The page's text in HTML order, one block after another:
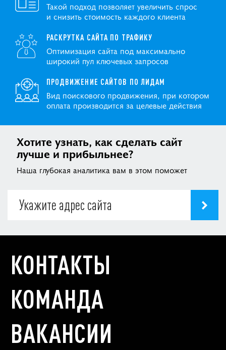
Такой подход позволяет увеличить спрос
и снизить стоимость каждого клиента
РАСКРУТКА САЙТА ПО ТРАФИКУ
Оптимизация сайта под максимально
широкий пул ключевых запросов
ПРОДВИЖЕНИЕ САЙТОВ ПО ЛИДАМ
Вид поискового продвижения, при котором
оплата производится за целевые действия
Хотите узнать, как сделать сайт
лучше и прибыльнее?
Наша глубокая аналитика вам в этом поможет
КОНТАКТЫ
КОМАНДА
ВАКАНСИИ